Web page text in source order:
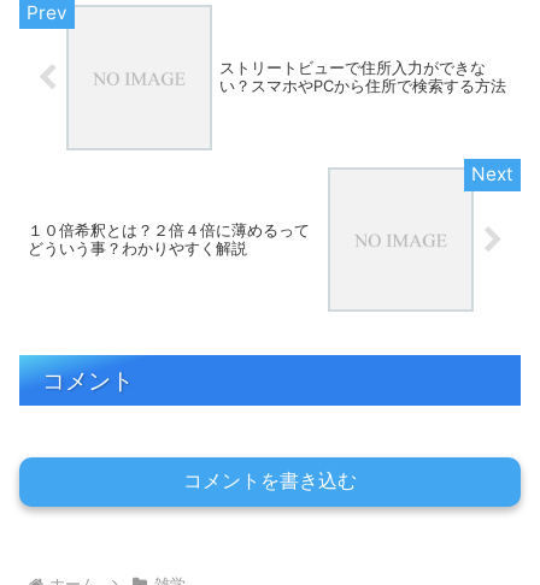
ストリートビューで住所入力ができな
い？スマホやPCから住所で検索する方法
１０倍希釈とは？２倍４倍に薄めるって
どういう事？わかりやすく解説
コメント
コメントを書き込む